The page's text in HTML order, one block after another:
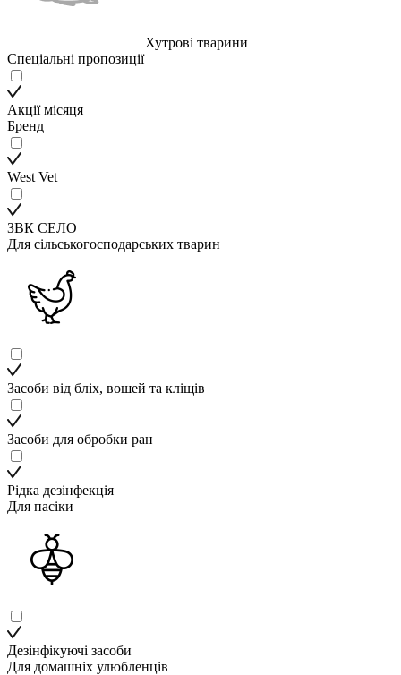
Хутрові тварини
Спеціальні пропозиції
Акції місяця
Бренд
West Vet
ЗВК СЕЛО
Для сільськогосподарських тварин
Засоби від бліх, вошей та кліщів
Засоби для обробки ран
Рідка дезінфекція
Для пасіки
Дезінфікуючі засоби
Для домашніх улюбленців